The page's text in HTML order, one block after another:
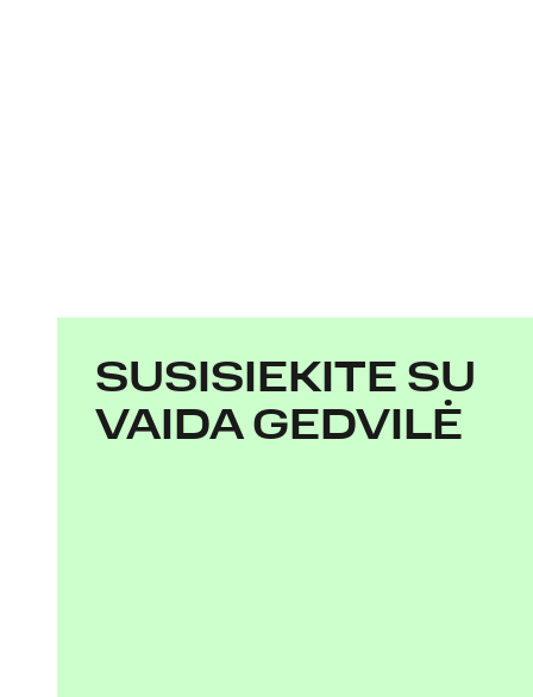
SUSISIEKITE SU
VAIDA GEDVILĖ